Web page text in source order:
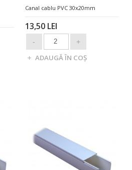
Canal cablu PVC 30x20mm
13,50 LEI